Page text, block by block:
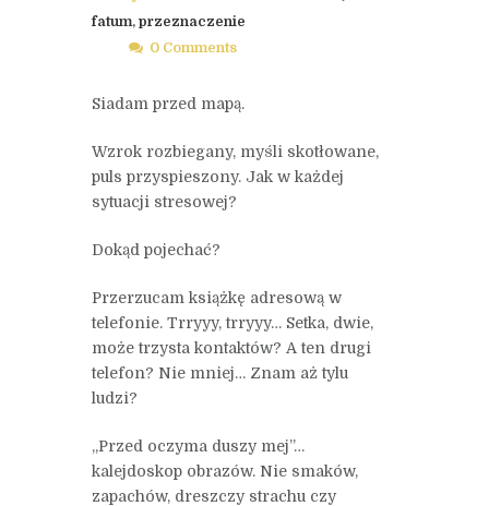
fatum, przeznaczenie
0 Comments
Siadam przed mapą.
Wzrok rozbiegany, myśli skotłowane,
puls przyspieszony. Jak w każdej
sytuacji stresowej?
Dokąd pojechać?
Przerzucam książkę adresową w
telefonie. Trryyy, trryyy… Setka, dwie,
może trzysta kontaktów? A ten drugi
telefon? Nie mniej… Znam aż tylu
ludzi?
„Przed oczyma duszy mej”…
kalejdoskop obrazów. Nie smaków,
zapachów, dreszczy strachu czy